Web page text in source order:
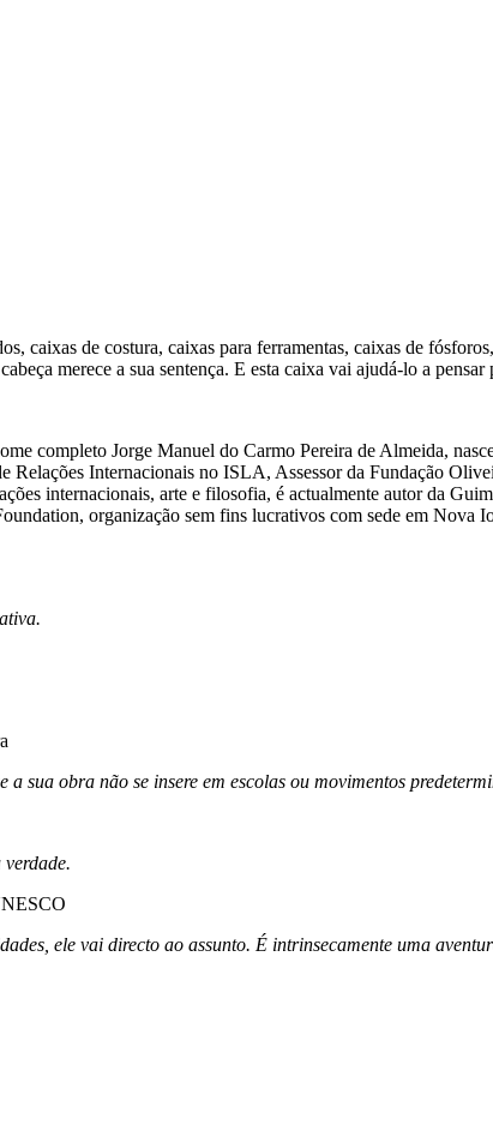
caixas de costura, caixas para ferramentas, caixas de
merece a sua sentença. E esta caixa vai ajudá-lo a
completo Jorge Manuel do Carmo Pereira de Almeida,
Internacionais no ISLA, Assessor da Fundação
internacionais, arte e filosofia, é actualmente autor da
organização sem fins lucrativos com sede em Nova
sua obra não se insere em escolas ou movimentos
ele vai directo ao assunto. É intrinsecamente uma